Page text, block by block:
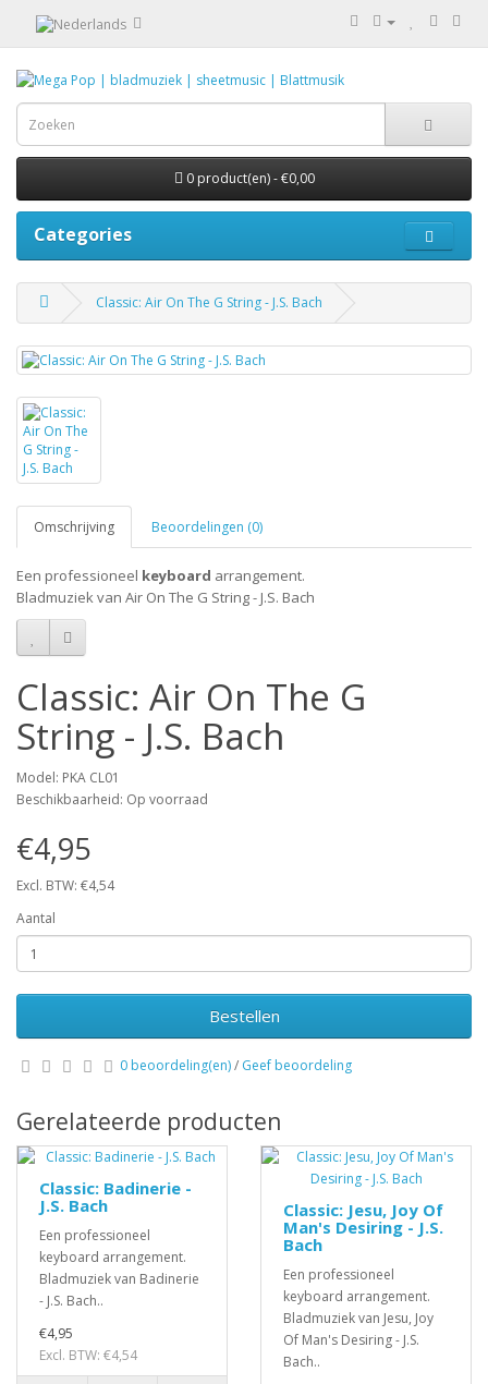
0 product(en) - €0,00
Categories
Classic: Air On The G String - J.S. Bach
Omschrijving Beoordelingen (0)
Een professioneel keyboard arrangement.
Bladmuziek van Air On The G String - J.S. Bach
Classic: Air On The G
String - J.S. Bach
Model: PKA CL01
Beschikbaarheid: Op voorraad
€4,95
Excl. BTW: €4,54
Aantal
Bestellen
0 beoordeling(en)/ Geef beoordeling
Gerelateerde producten
Classic: Badinerie -
J.S. Bach
Een professioneel
keyboard arrangement.
Bladmuziek van Badinerie
- J.S. Bach..
€4,95
Excl. BTW: €4,54
Classic: Jesu, Joy Of
Man's Desiring - J.S.
Bach
Een professioneel
keyboard arrangement.
Bladmuziek van Jesu, Joy
Of Man's Desiring - J.S.
Bach..